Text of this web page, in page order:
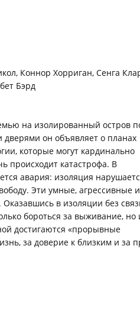
Коннор Хорриган, Сенга
Бэрд
на изолированный остров
он объявляет о планах
которые могут кардинально
происходит катастрофа. В
авария: изоляция
Эти умные, агрессивные и
в изоляции без
бороться за выживание, но
достигаются «прорывные
за доверие к близким и за